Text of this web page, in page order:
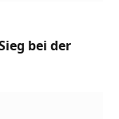
bei der